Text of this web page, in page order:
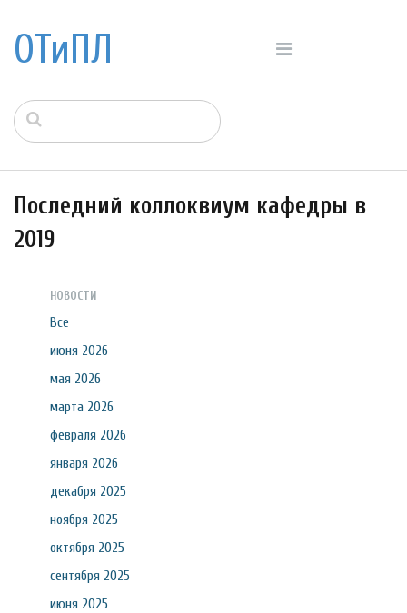
ОТиПЛ
Последний коллоквиум кафедры в
2019
НОВОСТИ
Все
июня 2026
мая 2026
марта 2026
февраля 2026
января 2026
декабря 2025
ноября 2025
октября 2025
сентября 2025
июня 2025